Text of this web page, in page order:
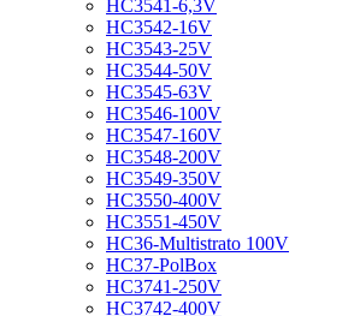
HC3541-6,3V
HC3542-16V
HC3543-25V
HC3544-50V
HC3545-63V
HC3546-100V
HC3547-160V
HC3548-200V
HC3549-350V
HC3550-400V
HC3551-450V
HC36-Multistrato 100V
HC37-PolBox
HC3741-250V
HC3742-400V